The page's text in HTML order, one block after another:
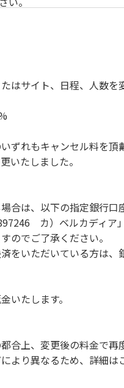
転（5km/h以下）を行って
外は中身を洗い、チェッ
家具、備品、その他の物
などにつきましては、
に禁止事項】
います。
はご遠慮ください。
ださい。
ご遠慮願います。
の大声での談笑等）や他
内およびデッキ部分は
いいたします。
出はございません。
ージ周辺でのタープ・
はサイト、日程、人数を
れもキャンセル料を頂
いたしました。
は、以下の指定銀行口
カ）ベルカディア」
のでご了承ください。
いただいている方は、
いたします。
合上、変更後の料金で
より異なるため、詳細